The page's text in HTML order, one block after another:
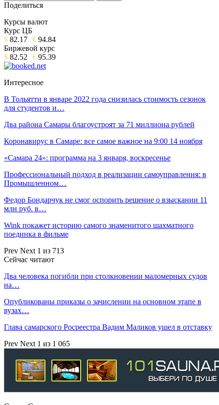
Поделиться
Курсы валют
Курс ЦБ
$ 82.17 € 94.84
Биржевой курс
$ 82.52 € 95.39
Интересное
В Тольятти в январе 2022 года снизилась стоимость сезонок
для студентов и…
Два района Самары благоустроят за 71 миллиона рублей
Коронавирус в Самаре: все самое важное на 9:00 14 ноября
«Самара 24»: программа на 3 января, воскресенье
Профессиональный подход в реализации самоуправления: в
Промышленном…
Федор Бондарчук не смог оспорить решение о взыскании 11
млн руб. в…
Wink покажет историю самого знаменитого шахматного
поединка в фильме
Prev Next 1 из 713
Сейчас читают
Два человека погибли при столкновении маломерных судов
на…
Опубликованы приказы о зачислении на основном этапе в
вузах…
Глава самарского Росреестра Вадим Маликов ушел в отставку
Prev Next 1 из 1 065